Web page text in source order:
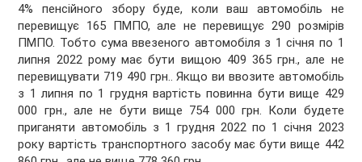
4% пенсійного збору буде, коли ваш автомобіль не
перевищує 165 ПМПО, але не перевищує 290 розмірів
ПМПО. Тобто сума ввезеного автомобіля з 1 січня по 1
липня 2022 рому має бути вищою 409 365 грн., але не
перевищувати 719 490 грн.. Якщо ви ввозите автомобіль
з 1 липня по 1 грудня вартість повинна бути вище 429
000 грн., але не бути вище 754 000 грн. Коли будете
приганяти автомобіль з 1 грудня 2022 по 1 січня 2023
року вартість транспортного засобу має бути вище 442